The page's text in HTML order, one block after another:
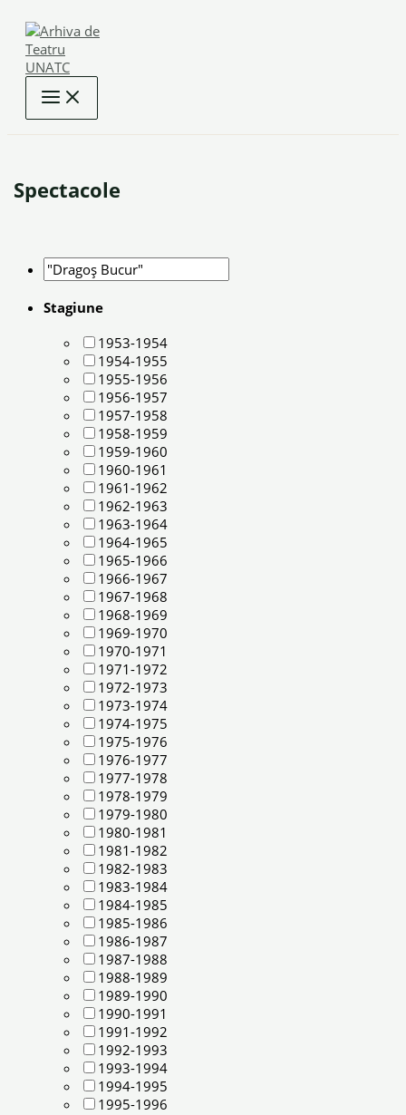
content
Spectacole
Stagiune
1953-1954
1954-1955
1955-1956
1956-1957
1957-1958
1958-1959
1959-1960
1960-1961
1961-1962
1962-1963
1963-1964
1964-1965
1965-1966
1966-1967
1967-1968
1968-1969
1969-1970
1970-1971
1971-1972
1972-1973
1973-1974
1974-1975
1975-1976
1976-1977
1977-1978
1978-1979
1979-1980
1980-1981
1981-1982
1982-1983
1983-1984
1984-1985
1985-1986
1986-1987
1987-1988
1988-1989
1989-1990
1990-1991
1991-1992
1992-1993
1993-1994
1994-1995
1995-1996